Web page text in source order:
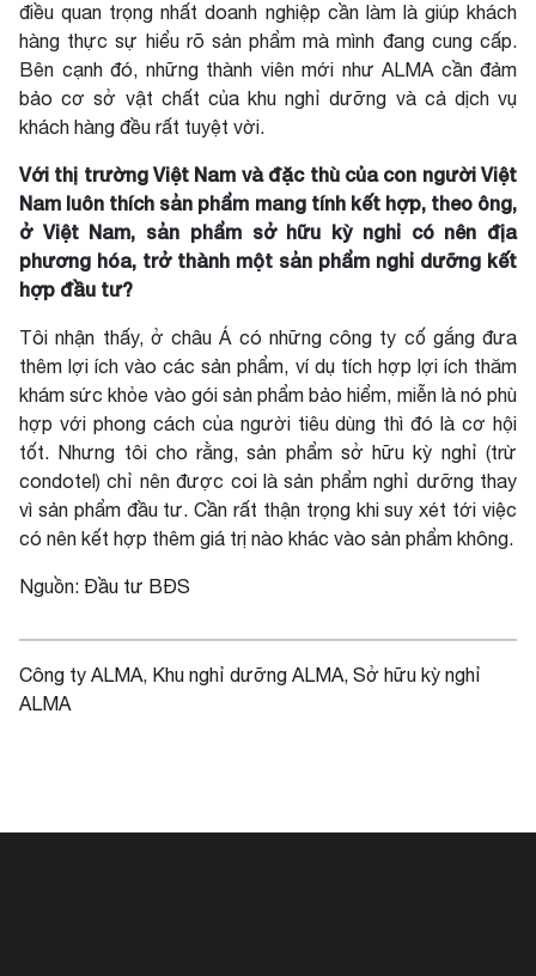
điều quan trọng nhất doanh nghiệp cần làm là giúp khách
hàng thực sự hiểu rõ sản phẩm mà mình đang cung cấp.
Bên cạnh đó, những thành viên mới như ALMA cần đảm
bảo cơ sở vật chất của khu nghỉ dưỡng và cả dịch vụ
khách hàng đều rất tuyệt vời.
Với thị trường Việt Nam và đặc thù của con người Việt
Nam luôn thích sản phẩm mang tính kết hợp, theo ông,
ở Việt Nam, sản phẩm sở hữu kỳ nghỉ có nên địa
phương hóa, trở thành một sản phẩm nghỉ dưỡng kết
hợp đầu tư?
Tôi nhận thấy, ở châu Á có những công ty cố gắng đưa
thêm lợi ích vào các sản phẩm, ví dụ tích hợp lợi ích thăm
khám sức khỏe vào gói sản phẩm bảo hiểm, miễn là nó phù
hợp với phong cách của người tiêu dùng thì đó là cơ hội
tốt. Nhưng tôi cho rằng, sản phẩm sở hữu kỳ nghỉ (trừ
condotel) chỉ nên được coi là sản phẩm nghỉ dưỡng thay
vì sản phẩm đầu tư. Cần rất thận trọng khi suy xét tới việc
có nên kết hợp thêm giá trị nào khác vào sản phẩm không.
Nguồn: Đầu tư BĐS
Công ty ALMA, Khu nghỉ dưỡng ALMA, Sở hữu kỳ nghỉ
ALMA